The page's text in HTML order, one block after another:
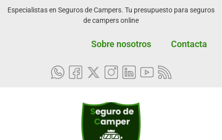
Especialistas en Seguros de Campers. Tu presupuesto para seguros
de campers online
Sobre nosotros Contacta